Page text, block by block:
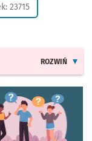
23715
ROZWIŃ
karcie